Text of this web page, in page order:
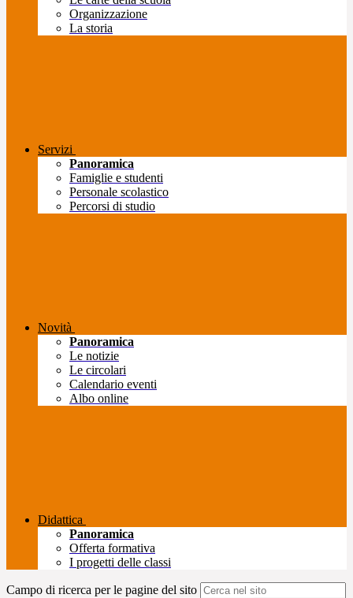
Organizzazione
La storia
Servizi
Panoramica
Famiglie e studenti
Personale scolastico
Percorsi di studio
Novità
Panoramica
Le notizie
Le circolari
Calendario eventi
Albo online
Didattica
Panoramica
Offerta formativa
I progetti delle classi
Campo di ricerca per le pagine del sito